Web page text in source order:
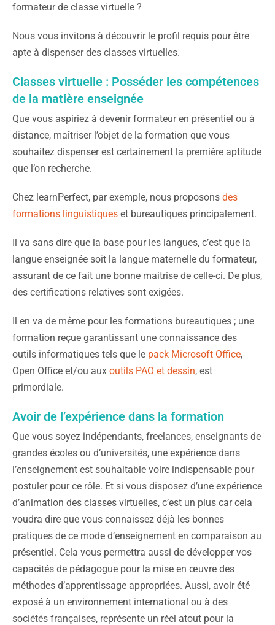
formateur de classe virtuelle ?
Nous vous invitons à découvrir le profil requis pour être
apte à dispenser des classes virtuelles.
Classes virtuelle : Posséder les compétences
de la matière enseignée
Que vous aspiriez à devenir formateur en présentiel ou à
distance, maîtriser l’objet de la formation que vous
souhaitez dispenser est certainement la première aptitude
que l’on recherche.
Chez learnPerfect, par exemple, nous proposons des
formations linguistiques et bureautiques principalement.
Il va sans dire que la base pour les langues, c’est que la
langue enseignée soit la langue maternelle du formateur,
assurant de ce fait une bonne maitrise de celle-ci. De plus,
des certifications relatives sont exigées.
Il en va de même pour les formations bureautiques ; une
formation reçue garantissant une connaissance des
outils informatiques tels que le pack Microsoft Office,
Open Office et/ou aux outils PAO et dessin, est
primordiale.
Avoir de l’expérience dans la formation
Que vous soyez indépendants, freelances, enseignants de
grandes écoles ou d’universités, une expérience dans
l’enseignement est souhaitable voire indispensable pour
postuler pour ce rôle. Et si vous disposez d’une expérience
d’animation des classes virtuelles, c’est un plus car cela
voudra dire que vous connaissez déjà les bonnes
pratiques de ce mode d’enseignement en comparaison au
présentiel. Cela vous permettra aussi de développer vos
capacités de pédagogue pour la mise en œuvre des
méthodes d’apprentissage appropriées. Aussi, avoir été
exposé à un environnement international ou à des
sociétés françaises, représente un réel atout pour la